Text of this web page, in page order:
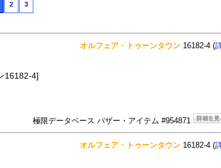
2 3
オルフェア・トゥーンタウン 16182-4 (
16182-4]
極限データベース バザー・アイテム #954871
オルフェア・トゥーンタウン 16182-4 (